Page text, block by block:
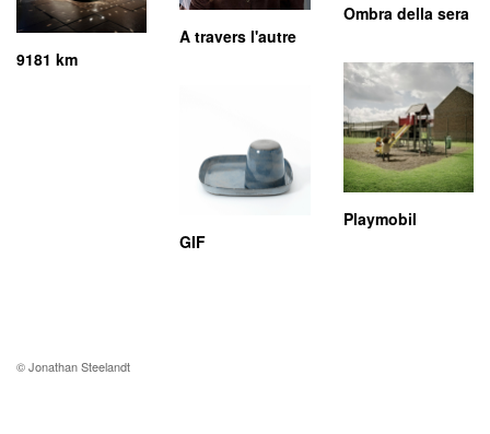
9181 km
A travers l'autre
GIF
Ombra della sera
Playmobil
© Jonathan Steelandt